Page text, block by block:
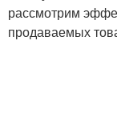
рассмотрим
продаваемых